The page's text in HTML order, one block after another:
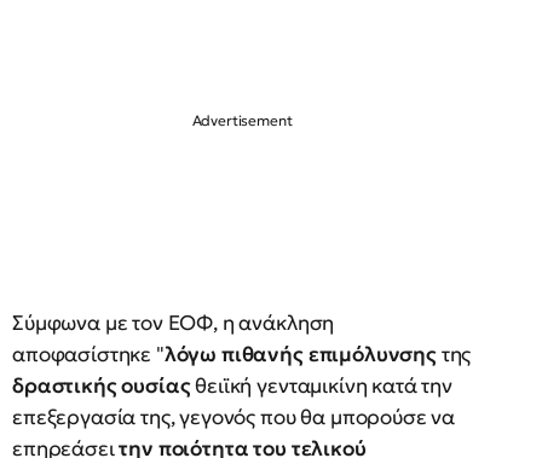
Σύμφωνα με τον ΕΟΦ, η ανάκληση
αποφασίστηκε "λόγω πιθανής επιμόλυνσηςτης
δραστικής ουσίαςθειϊκή γενταμικίνη κατά την
επεξεργασία της, γεγονός που θα μπορούσε να
επηρεάσειτην ποιότητα του τελικού